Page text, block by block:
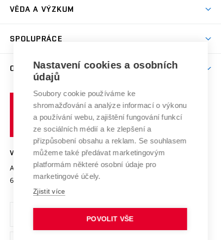
Sport na VUT
Dny otevřených dveří
Celoživotní vzdělávání
E-přihláška
Harmonogram akademického roku
Závěrečné práce
Doktorské studium
Zpracování osobních údajů studentů
Sociální bezpečí
Studium bez bariér
Podpora podnikání
VĚDA A VÝZKUM
Mezinárodní vědecká rada
Systém zajišťování kvality výzkumu
Výzkumné infrastruktury
Transfer znalostí
Open Science
Projekty
Projekty ze strukturálních fondů
Specifický výzkum
SPOLUPRÁCE
Firemní spolupráce
Zahraniční spolupráce
Spolupráce se školami
Mezinárodní dohody
Univerzitní sítě
O UNIVERZITĚ
Profil univerzity
Udržitelná univerzita
Podnikavá univerzita / ContriBUTe
Bezpečná univerzita
Vyznamenání
Organizační struktura
Ochrana osobních údajů
učení
technické
Brně
VYSOKÉ UČENÍ TECHNICKÉ V BRNĚ
Antonínská 548/1
602 00 Brno
www.vut.cz
vut@vutbr.cz
Nastavení cookies a osobních
údajů
Soubory cookie používáme ke
shromažďování a analýze informací o výkonu
a používání webu, zajištění fungování funkcí
ze sociálních médií a ke zlepšení a
přizpůsobení obsahu a reklam. Se souhlasem
můžeme také předávat marketingovým
platformám některé osobní údaje pro
marketingové účely.
Zjistit více
POVOLIT VŠE